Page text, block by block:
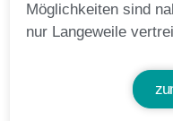
Möglichkeiten sind
nur Langeweile